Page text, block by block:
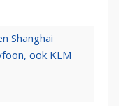
Shanghai
ook KLM